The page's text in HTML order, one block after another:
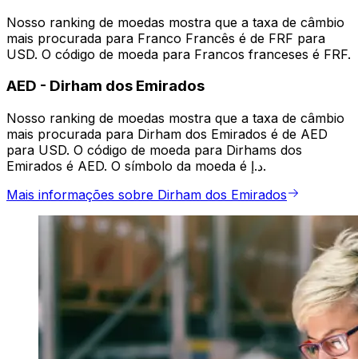
Nosso ranking de moedas mostra que a taxa de câmbio
mais procurada para Franco Francês é de FRF para
USD. O código de moeda para Francos franceses é FRF.
AED - Dirham dos Emirados
Nosso ranking de moedas mostra que a taxa de câmbio
mais procurada para Dirham dos Emirados é de AED
para USD. O código de moeda para Dirhams dos
Emirados é AED. O símbolo da moeda é د.إ.
Mais informações sobre Dirham dos Emirados